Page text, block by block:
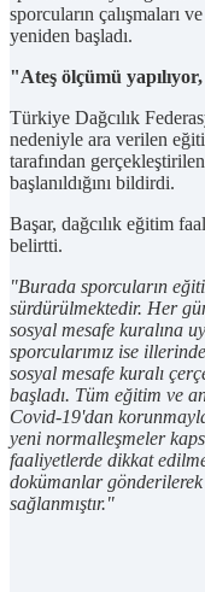
sporcuların çalışmaları
yeniden başladı.
"Ateş ölçümü
Türkiye Dağcılık
nedeniyle ara verilen
tarafından
başlanıldığını bildirdi.
Başar, dağcılık eğitim
belirtti.
"Burada sporcuların
sürdürülmektedir. Her
sosyal mesafe kuralına
sporcularımız ise
sosyal mesafe kuralı
başladı. Tüm eğitim ve
Covid-19'dan
yeni normalleşmeler
faaliyetlerde dikkat
dokümanlar gönderilerek
sağlanmıştır."